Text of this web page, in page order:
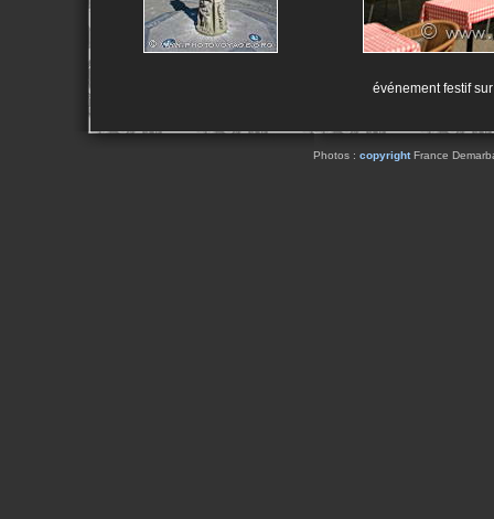
événement festif
Photos : copyrightFrance